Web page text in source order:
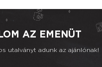
AZ EMENÜT
utalványt adunk az ajánlónak!